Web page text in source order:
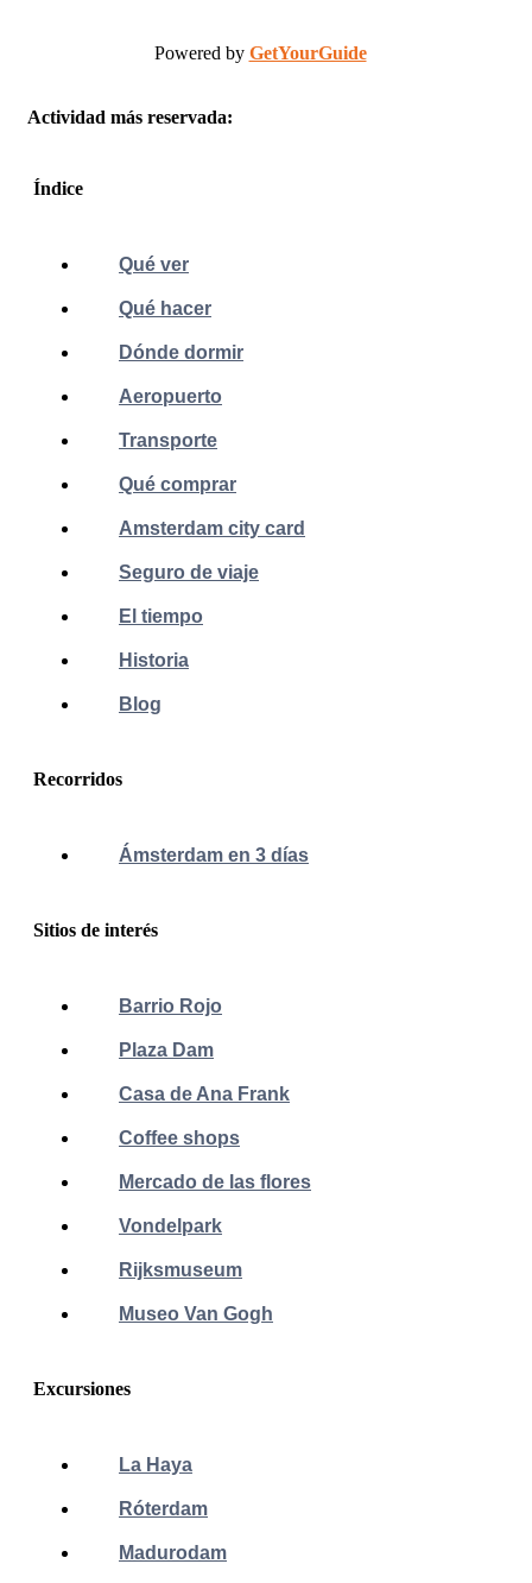
Powered by GetYourGuide
Actividad más reservada:
Índice
Qué ver
Qué hacer
Dónde dormir
Aeropuerto
Transporte
Qué comprar
Amsterdam city card
Seguro de viaje
El tiempo
Historia
Blog
Recorridos
Ámsterdam en 3 días
Sitios de interés
Barrio Rojo
Plaza Dam
Casa de Ana Frank
Coffee shops
Mercado de las flores
Vondelpark
Rijksmuseum
Museo Van Gogh
Excursiones
La Haya
Róterdam
Madurodam